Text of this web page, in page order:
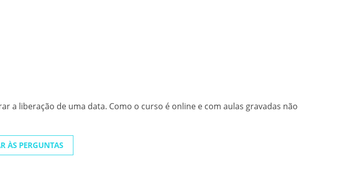
a liberação de uma data. Como o curso é online e com aulas gravadas não
ÀS PERGUNTAS